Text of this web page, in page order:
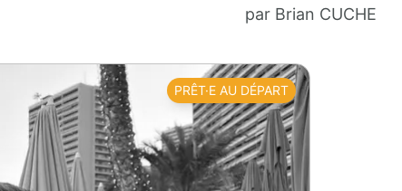
par Brian CUCHE
PRÊT·E AU DÉPART